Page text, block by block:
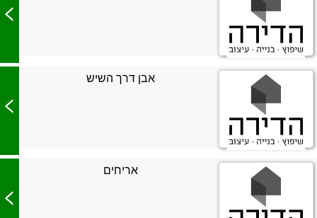
>
אבן דרך השיש
>
אריחים
>